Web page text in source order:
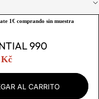
1€ comprando sin muestra
990
Kč
AL CARRITO